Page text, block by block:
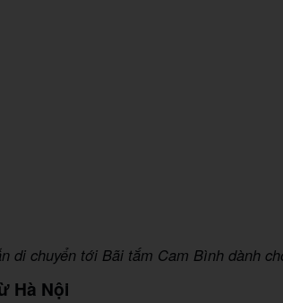
di chuyển tới Bãi tắm Cam Bình dành
Hà Nội